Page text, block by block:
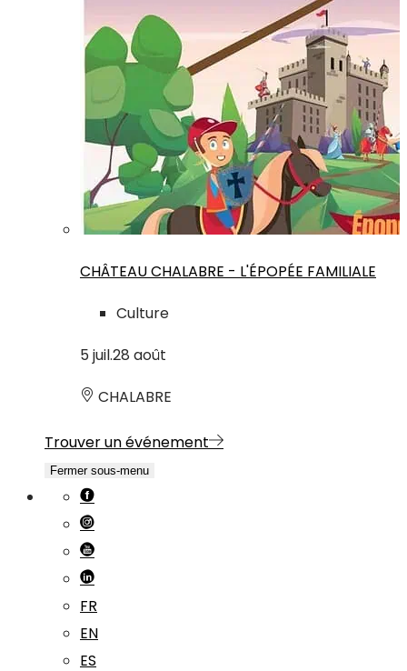
CHÂTEAU CHALABRE - L'ÉPOPÉE FAMILIALE
Culture
5 juil.28 août
CHALABRE
Trouver un événement
Fermer sous-menu
FR
EN
ES